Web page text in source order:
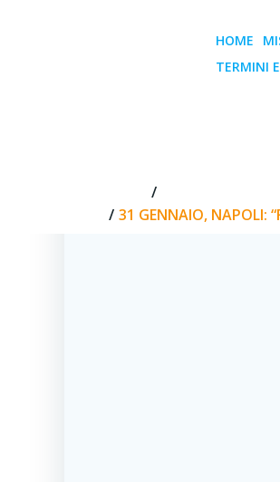
HOME
TERMINI
31 GENNAIO, NAPOLI: